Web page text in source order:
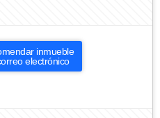
inmueble
electrónico